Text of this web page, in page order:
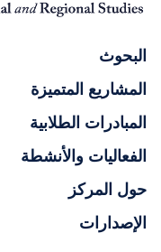
البحوث
المشاريع المتميزة
المبادرات الطلابية
الفعاليات والأنشطة
حول المركز
الإصدارات